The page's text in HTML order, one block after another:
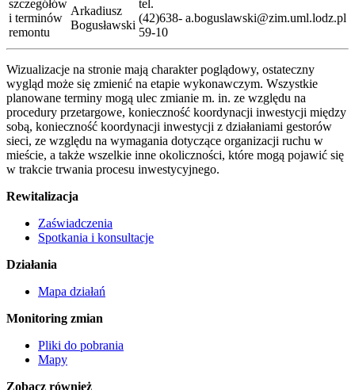
szczegółów
i terminów
remontu
Arkadiusz
Bogusławski
tel.
(42)638-
59-10
a.boguslawski@zim.uml.lodz.pl
Wizualizacje na stronie mają charakter poglądowy, ostateczny
wygląd może się zmienić na etapie wykonawczym. Wszystkie
planowane terminy mogą ulec zmianie m. in. ze względu na
procedury przetargowe, konieczność koordynacji inwestycji między
sobą, konieczność koordynacji inwestycji z działaniami gestorów
sieci, ze względu na wymagania dotyczące organizacji ruchu w
mieście, a także wszelkie inne okoliczności, które mogą pojawić się
w trakcie trwania procesu inwestycyjnego.
Rewitalizacja
Zaświadczenia
Spotkania i konsultacje
Działania
Mapa działań
Monitoring zmian
Pliki do pobrania
Mapy
Zobacz również